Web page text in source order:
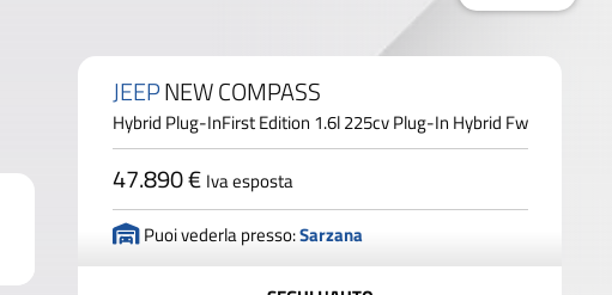
JEEPNEW COMPASS
Hybrid Plug-InFirst Edition 1.6l 225cv Plug-In Hybrid Fw
47.890 € Iva esposta
Puoi vederla presso:Sarzana